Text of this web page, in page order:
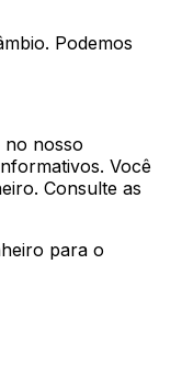
Podemos
no nosso
Você
Consulte as
para o